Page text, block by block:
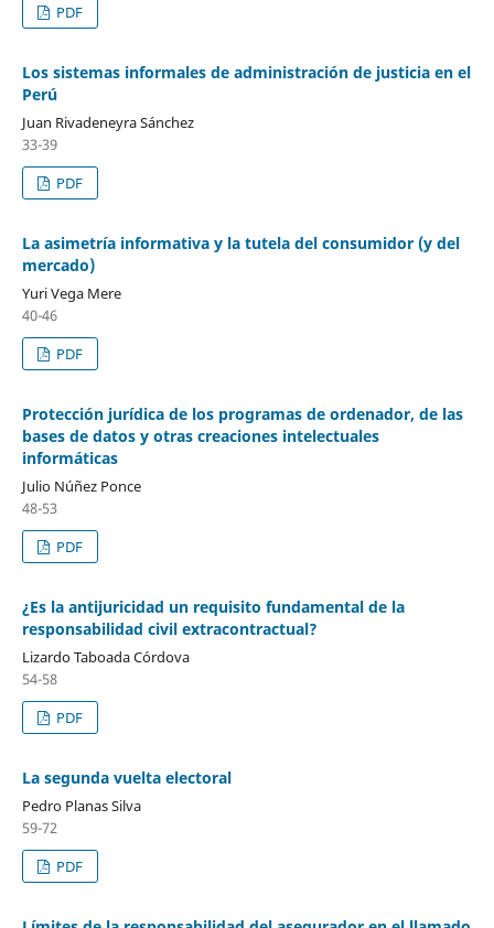
PDF
Los sistemas informales de administración de justicia en el
Perú
Juan Rivadeneyra Sánchez
33-39
PDF
La asimetría informativa y la tutela del consumidor (y del
mercado)
Yuri Vega Mere
40-46
PDF
Protección jurídica de los programas de ordenador, de las
bases de datos y otras creaciones intelectuales
informáticas
Julio Núñez Ponce
48-53
PDF
¿Es la antijuricidad un requisito fundamental de la
responsabilidad civil extracontractual?
Lizardo Taboada Córdova
54-58
PDF
La segunda vuelta electoral
Pedro Planas Silva
59-72
PDF